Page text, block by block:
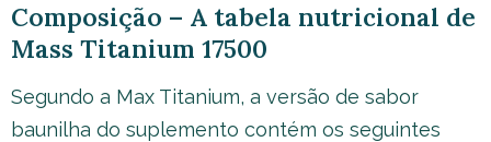
Composição – A tabela nutricional de
Mass Titanium 17500
Segundo a Max Titanium, a versão de sabor
baunilha do suplemento contém os seguintes